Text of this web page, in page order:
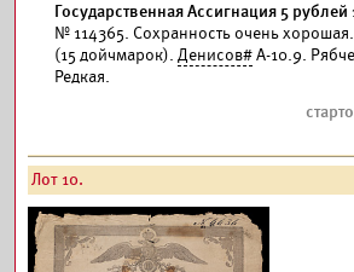
Государственная Ассигнация 5 рублей
№ 114365. Сохранность очень хорошая.
(15 дойчмарок). Денисов#А-10.9.
Редкая.
Лот 10.